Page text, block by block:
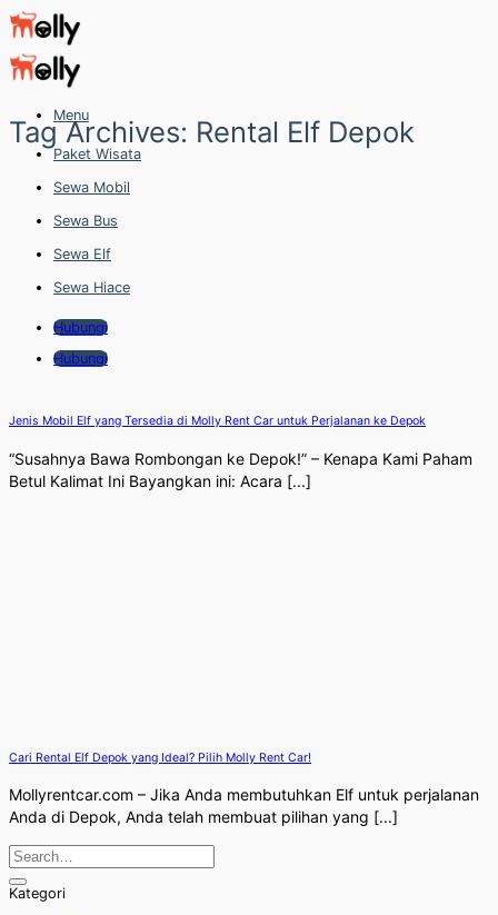
Skip
to
content
Menu
Paket Wisata
Sewa Mobil
Sewa Bus
Sewa Elf
Sewa Hiace
Hubungi
Hubungi
Tag Archives: Rental Elf Depok
Jenis Mobil Elf yang Tersedia di Molly Rent Car untuk Perjalanan ke Depok
“Susahnya Bawa Rombongan ke Depok!” – Kenapa Kami Paham
Betul Kalimat Ini Bayangkan ini: Acara [...]
Cari Rental Elf Depok yang Ideal? Pilih Molly Rent Car!
Mollyrentcar.com – Jika Anda membutuhkan Elf untuk perjalanan
Anda di Depok, Anda telah membuat pilihan yang [...]
Kategori